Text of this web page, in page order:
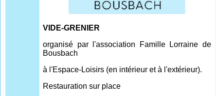
VIDE-GRENIER
organisé par l'association Famille Lorraine de
Bousbach
à l'Espace-Loisirs (en intérieur et à l'extérieur).
Restauration sur place